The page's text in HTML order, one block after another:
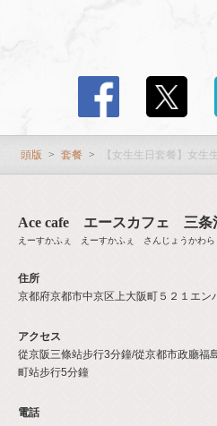
頭版 套餐 【女生生日套餐】女
Ace cafe エースカフェ 三条
えーすかふぇ えーすかふぇ さんじょうかわら
住所
京都府京都市中京区上大阪町５２１エン
アクセス
從京阪三條站步行3分鐘/從京都市政廳福
町站步行5分鐘
電話